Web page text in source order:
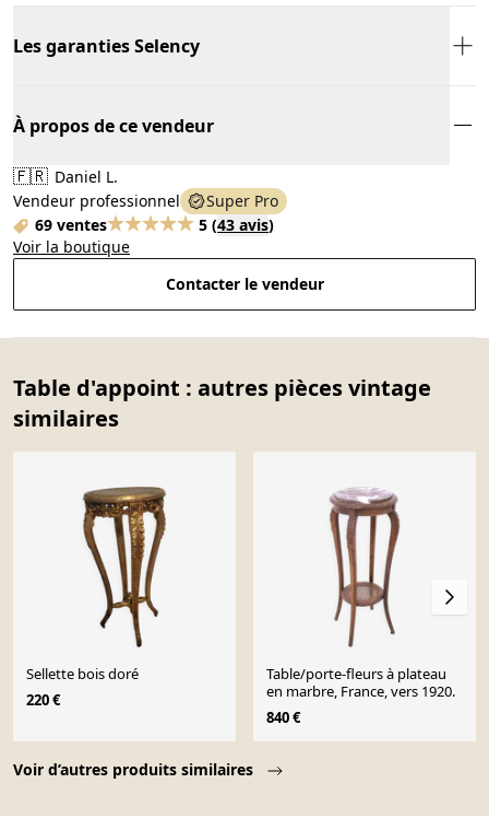
Les garanties Selency
À propos de ce vendeur
🇫🇷 Daniel L.
Vendeur professionnel
Super Pro
69 ventes
5 (43 avis)
Voir la boutique
Contacter le vendeur
Table d'appoint : autres pièces vintage
similaires
Voir d’autres produits similaires
Sellette bois doré
220 €
Table/porte-fleurs à plateau
en marbre, France, vers 1920.
840 €